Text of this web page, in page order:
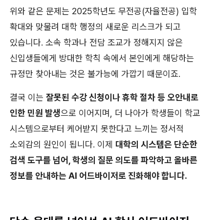
위와 같은 문제는 2025학년도 무전공(자율전공) 입학
확대와 맞물려 대학 행정의 새로운 리스크가 되고
있습니다. 소속 학과나 전담 조교가 정해지지 않은
신입생들에게 방대한 학칙 속에서 본인에게 해당하는
규정만 찾아내는 것은 불가능에 가깝기 때문이죠.
결국 이는 잘못된 수강 신청이나 휴학 절차 등 오안내로
인한 민원 발생으로 이어지며, 더 나아가 학생들이 학교
시스템으로부터 케어받지 못한다고 느끼는 정서적
소외감의 원인이 됩니다. 이제 대학의 시스템은 단순한
검색 도구를 넘어, 학생의 질문 의도를 파악하고 올바른
정보를 안내하는 AI 어드바이저로 진화해야 합니다.